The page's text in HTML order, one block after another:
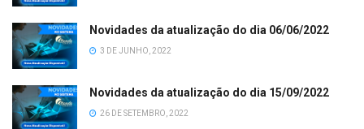
Novidades da atualização do dia 06/06/2022
3 DE JUNHO, 2022
Novidades da atualização do dia 15/09/2022
26 DE SETEMBRO, 2022